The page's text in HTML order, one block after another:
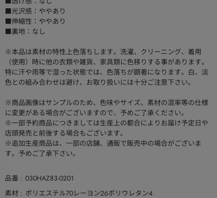
■光沢感：ややあり
■伸縮性：ややあり
■裏地：なし
※本品は素材の特性上色落ちします。洗濯、クリーニング、着用
（使用）時に他の衣類や雑貨、家具類に色移りする事があります。
特に汗や雨等で湿った状態では、色落ちが顕著になります。白、淡
色との組み合わせは避け、お取り扱いには十分ご注意下さい。
※商品画像はサンプルのため、色味やサイズ、素材の混率等の仕様
に変更がある場合がございますので、予めご了承ください。
※一部予約商品につきましては生産上の都合によりお届け予定日や
店頭発売と前後する場合もございます。
※追加生産商品は、一部の店舗、通販で販売中の場合がございま
す。予めご了承下さい。
品番
030HAZ83-0201
素材
ポリエステル70レーヨン26ポリウレタン4